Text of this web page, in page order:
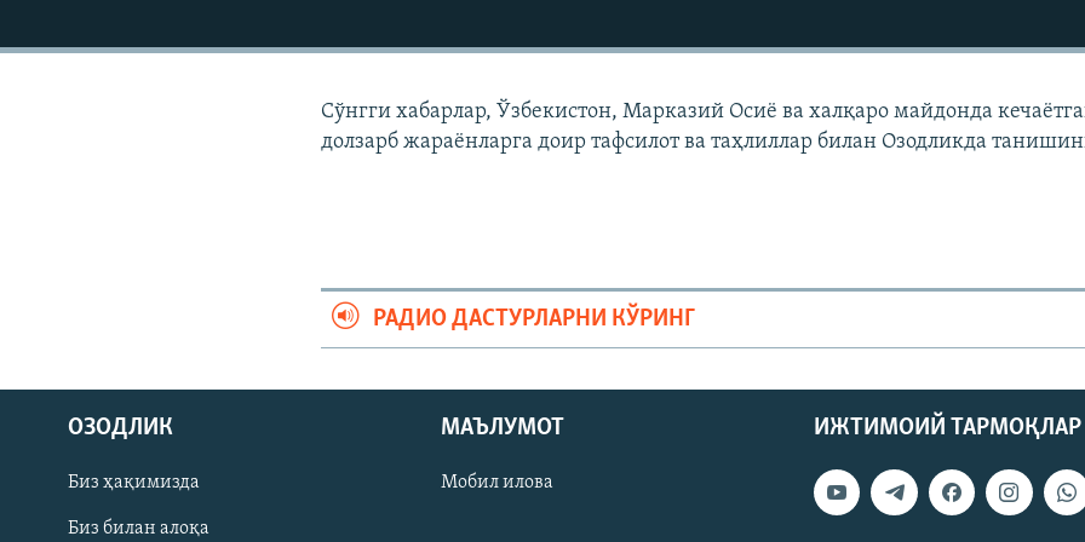
На русском
ИЖТИМОИЙ ТАРМОҚЛАР
Сўнгги хабарлар, Ўзбекистон, Марказий Осиë ва халқаро майдонда
долзарб жараëнларга доир тафсилот ва таҳлиллар билан Озодликда
РАДИО ДАСТУРЛАРНИ КЎРИНГ
ИЖТИМОИЙ ТАРМОҚЛАР
ОЗОДЛИК
Биз ҳақимизда
Биз билан алоқа
МАЪЛУМОТ
Мобил илова